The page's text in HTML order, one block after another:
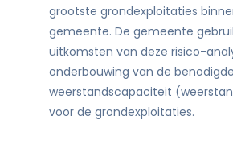
grootste grondexploitaties
gemeente. De gemeente
uitkomsten van deze risico-
onderbouwing van de benodigde
weerstandscapaciteit
voor de grondexploitaties.